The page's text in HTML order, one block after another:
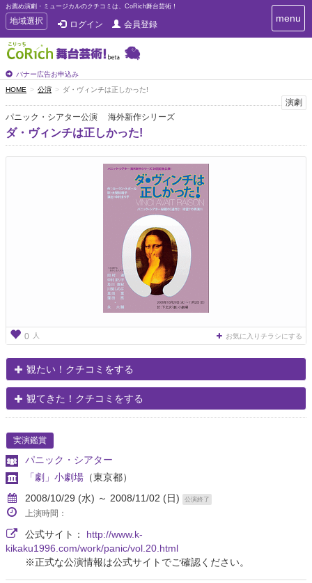
お薦め演劇・ミュージカルのクチコミは、CoRich舞台芸術！
T
o
g
g
e
n
a
v
i
g
地域選択 ログイン 会員登録
バナー広告お申込み
T
o
i
g
menu
HOME 公演 ダ・ヴィンチは正しかった!
演劇
パニック・シアター公演 海外新作シリーズ
ダ・ヴィンチは正しかった!
0 人 お気に入りチラシにする
観たい！クチコミをする
観てきた！クチコミをする
実演鑑賞
パニック・シアター
「劇」小劇場 （東京都）
2008/10/29 (水) ～ 2008/11/02 (日)
公演終了
上演時間：
公式サイト： http://www.k-
kikaku1996.com/work/panic/vol.20.html
※正式な公演情報は公式サイトでご確認ください。